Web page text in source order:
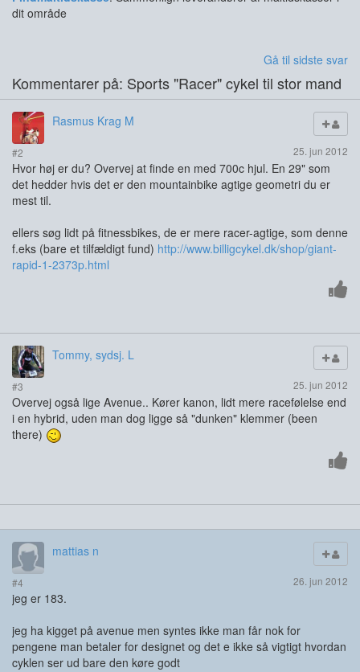
dit område
Gå til sidste svar
Kommentarer på: Sports "Racer" cykel til stor mand
Rasmus Krag M
#2 25. jun 2012
Hvor høj er du? Overvej at finde en med 700c hjul. En 29" som
det hedder hvis det er den mountainbike agtige geometri du er
mest til.
ellers søg lidt på fitnessbikes, de er mere racer-agtige, som denne
f.eks (bare et tilfældigt fund) http://www.billigcykel.dk/shop/giant-
rapid-1-2373p.html
Tommy, sydsj. L
#3 25. jun 2012
Overvej også lige Avenue.. Kører kanon, lidt mere racefølelse end
i en hybrid, uden man dog ligge så "dunken" klemmer (been
there)
mattias n
#4 26. jun 2012
jeg er 183.
jeg ha kigget på avenue men syntes ikke man får nok for
pengene man betaler for designet og det e ikke så vigtigt hvordan
cyklen ser ud bare den køre godt